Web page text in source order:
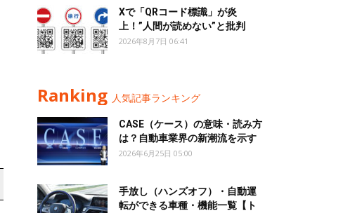
Xで「QRコード標識」が炎
上！”人間が読めない”と批判
2026年8月7日 06:41
Ranking 人気記事ランキング
CASE（ケース）の意味・読み方
は？自動車業界の新潮流を示す
2026年6月25日 05:00
手放し（ハンズオフ）・自動運
転ができる車種・機能一覧【ト